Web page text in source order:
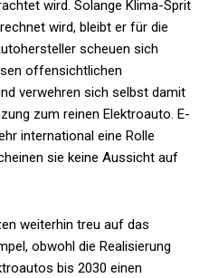
wird. Solange Klima-Sprit
wird, bleibt er für die
scheuen sich
offensichtlichen
verwehren sich selbst damit
zum reinen Elektroauto. E-
international eine Rolle
sie keine Aussicht auf
weiterhin treu auf das
obwohl die Realisierung
bis 2030 einen